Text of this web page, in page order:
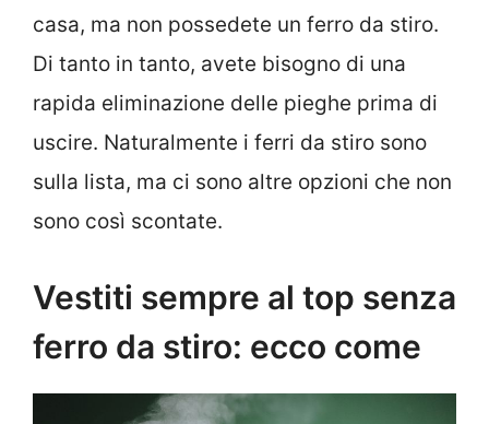
casa, ma non possedete un ferro da stiro.
Di tanto in tanto, avete bisogno di una
rapida eliminazione delle pieghe prima di
uscire. Naturalmente i ferri da stiro sono
sulla lista, ma ci sono altre opzioni che non
sono così scontate.
Vestiti sempre al top senza
ferro da stiro: ecco come